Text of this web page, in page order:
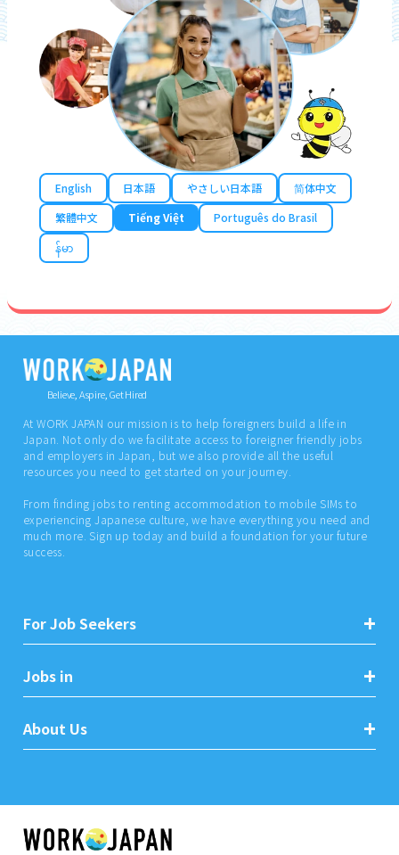
English 日本語 やさしい日本語
简体中文
繁體中文
Tiếng Việt
Português do Brasil
န်မာ
Believe, Aspire, Get Hired
At WORK JAPAN our mission is to help foreigners build a life in
Japan. Not only do we facilitate access to foreigner friendly jobs
and employers in Japan, but we also provide all the useful
resources you need to get started on your journey.
From finding jobs to renting accommodation to mobile SIMs to
experiencing Japanese culture, we have everything you need and
much more. Sign up today and build a foundation for your future
success.
For Job Seekers
Jobs in
About Us